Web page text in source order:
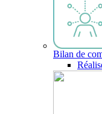
Bilan de